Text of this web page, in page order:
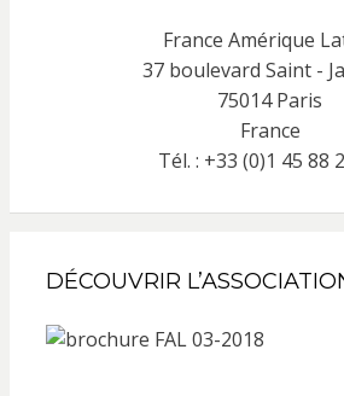
France Amérique
37 boulevard Saint -
75014 Paris
France
Tél. : +33 (0)1 45 88
DÉCOUVRIR